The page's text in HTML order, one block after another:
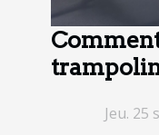
Jeu. 25